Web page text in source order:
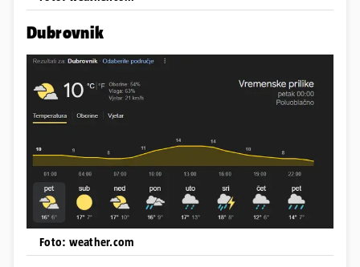
Dubrovnik
Foto: weather.com